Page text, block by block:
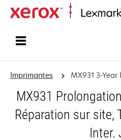
Imprimantes MX931 3-Year
MX931
Réparation sur site,
Inter.